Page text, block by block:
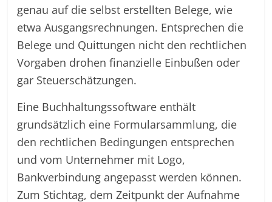
genau auf die selbst erstellten Belege, wie
etwa Ausgangsrechnungen. Entsprechen die
Belege und Quittungen nicht den rechtlichen
Vorgaben drohen finanzielle Einbußen oder
gar Steuerschätzungen.
Eine Buchhaltungssoftware enthält
grundsätzlich eine Formularsammlung, die
den rechtlichen Bedingungen entsprechen
und vom Unternehmer mit Logo,
Bankverbindung angepasst werden können.
Zum Stichtag, dem Zeitpunkt der Aufnahme